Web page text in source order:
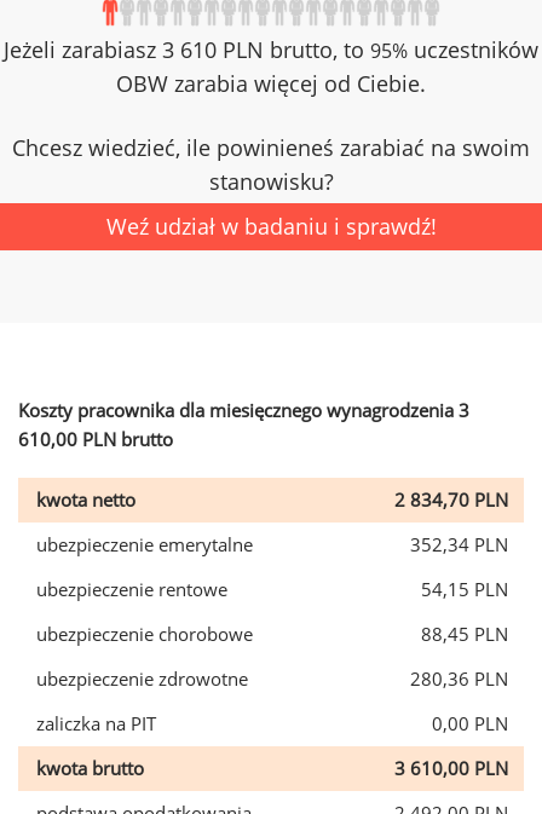
Jeżeli zarabiasz 3 610 PLN brutto, to 95% uczestników
OBW zarabia więcej od Ciebie.
Chcesz wiedzieć, ile powinieneś zarabiać na swoim
stanowisku?
Weź udział w badaniu i sprawdź!
Koszty pracownika dla miesięcznego wynagrodzenia 3
610,00 PLN brutto
kwota netto
2 834,70 PLN
ubezpieczenie emerytalne
352,34 PLN
ubezpieczenie rentowe
54,15 PLN
ubezpieczenie chorobowe
88,45 PLN
ubezpieczenie zdrowotne
280,36 PLN
zaliczka na PIT
0,00 PLN
kwota brutto
3 610,00 PLN